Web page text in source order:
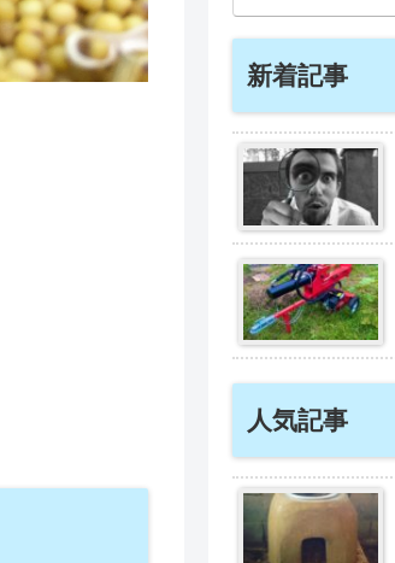
新着記事
人気記事